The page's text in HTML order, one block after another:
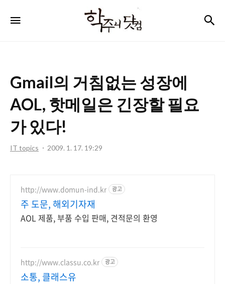
주
컴
Gmail의 거침없는 성장에
AOL, 핫메일은 긴장할 필요
가 있다!
IT topics 2009. 1. 17. 19:29
http://www.domun-ind.kr 광고
주 도문, 해외기자재
AOL 제품, 부품 수입 판매, 견적문의 환영
http://www.classu.co.kr 광고
소통, 클래스유